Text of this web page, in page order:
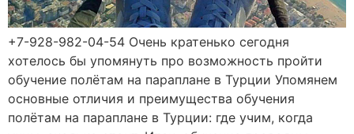
+7-928-982-04-54 Очень кратенько сегодня
хотелось бы упомянуть про возможность пройти
обучение полётам на параплане в Турции Упомянем
основные отличия и преимущества обучения
полётам на параплане в Турции: где учим, когда